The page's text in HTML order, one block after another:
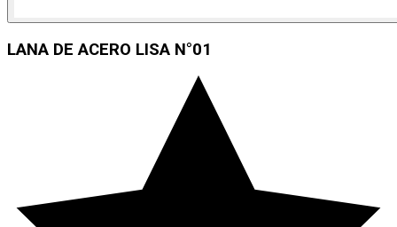
LANA DE ACERO LISA N°01